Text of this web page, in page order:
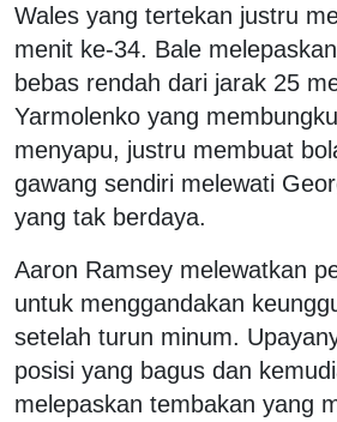
Wales yang tertekan justru
menit ke-34. Bale
bebas rendah dari jarak 25
Yarmolenko yang
menyapu, justru membuat
gawang sendiri melewati
yang tak berdaya.
Aaron Ramsey melewatkan
untuk menggandakan
setelah turun minum.
posisi yang bagus dan
melepaskan tembakan yang